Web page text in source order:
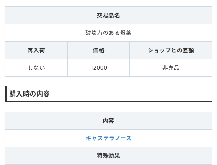
交易品名
破壊力のある爆薬
再入荷 価格 ショップとの差額
しない 12000 非売品
購入時の内容
内容
キャステラノース
特殊効果